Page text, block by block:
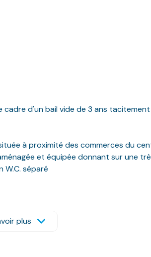
d'un bail vide de 3 ans
à proximité des commerces du
et équipée donnant sur une
séparé
plus